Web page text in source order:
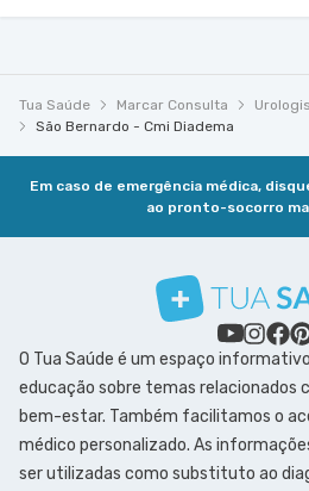
Tua Saúde Marcar Consulta
São Bernardo - Cmi Diadema
Em caso de emergência médica,
ao pronto-socorro
O Tua Saúde é um espaço
educação sobre temas relacionados
bem-estar. Também facilitamos o
médico personalizado. As
ser utilizadas como substituto ao